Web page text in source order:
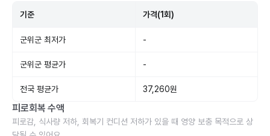
기준 가격(1회)
군위군 최저가 -
군위군 평균가 -
전국 평균가 37,260원
피로회복 수액
피로감, 식사량 저하, 회복기 컨디션 저하가 있을 때 영양 보충 목적으로 상